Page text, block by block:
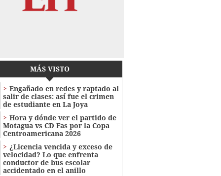
MÁS VISTO
Engañado en redes y raptado al
salir de clases: así fue el crimen
de estudiante en La Joya
Hora y dónde ver el partido de
Motagua vs CD Fas por la Copa
Centroamericana 2026
¿Licencia vencida y exceso de
velocidad? Lo que enfrenta
conductor de bus escolar
accidentado en el anillo